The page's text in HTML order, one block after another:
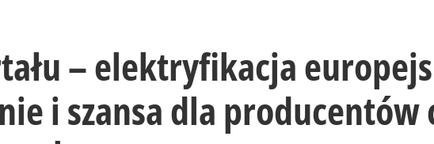
– elektryfikacja
i szansa dla producentów